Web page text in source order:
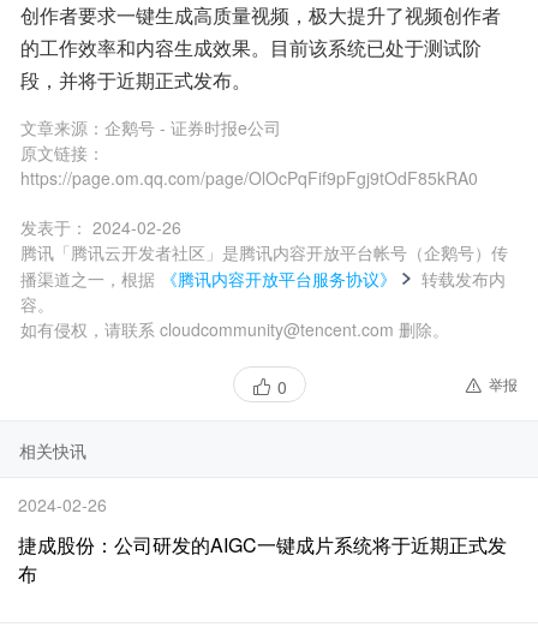
创作者要求一键生成高质量视频，极大提升了视频创作者
的工作效率和内容生成效果。目前该系统已处于测试阶
段，并将于近期正式发布。
文章来源： 企鹅号 - 证券时报e公司
原文链接：
https://page.om.qq.com/page/OlOcPqFif9pFgj9tOdF85kRA0
发表于： 2024-02-26
腾讯「腾讯云开发者社区」是腾讯内容开放平台帐号（企鹅号）传
播渠道之一，根据
《腾讯内容开放平台服务协议》
转载发布内
容。
如有侵权，请联系 cloudcommunity@tencent.com 删除。
0 举报
相关快讯
2024-02-26
捷成股份：公司研发的AIGC一键成片系统将于近期正式发
布